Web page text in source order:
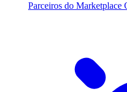
Parceiros do Marketplace